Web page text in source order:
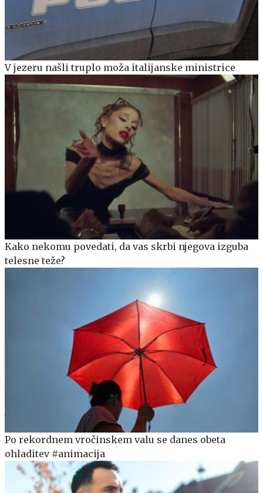
V jezeru našli truplo moža italijanske ministrice
Kako nekomu povedati, da vas skrbi njegova izguba
telesne teže?
Po rekordnem vročinskem valu se danes obeta
ohladitev #animacija